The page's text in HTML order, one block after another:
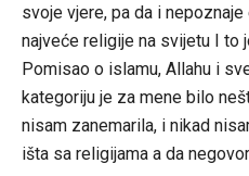
svoje vjere, pa da i
najveće religije na svijetu I
Pomisao o islamu, Allahu i
kategoriju je za mene bilo
nisam zanemarila, i nikad
išta sa religijama a da